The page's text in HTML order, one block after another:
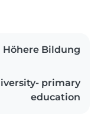
Höhere Bildung
primary
education